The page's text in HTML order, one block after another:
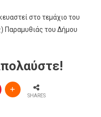
στο τεμάχιο του
Παραμυθιάς του Δήμου
SHARES